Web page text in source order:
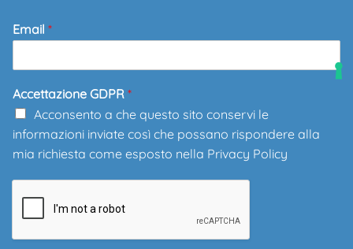
Email *
Accettazione GDPR *
Acconsento a che questo sito conservi le
informazioni inviate così che possano rispondere alla
mia richiesta come esposto nella Privacy Policy